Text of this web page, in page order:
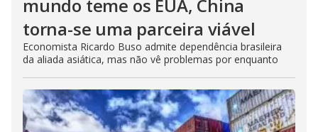
mundo teme os EUA, China
torna-se uma parceira viável
Economista Ricardo Buso admite dependência brasileira
da aliada asiática, mas não vê problemas por enquanto